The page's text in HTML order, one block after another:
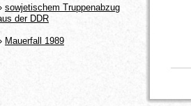
sowjetischem Truppenabzug
der DDR
Mauerfall 1989